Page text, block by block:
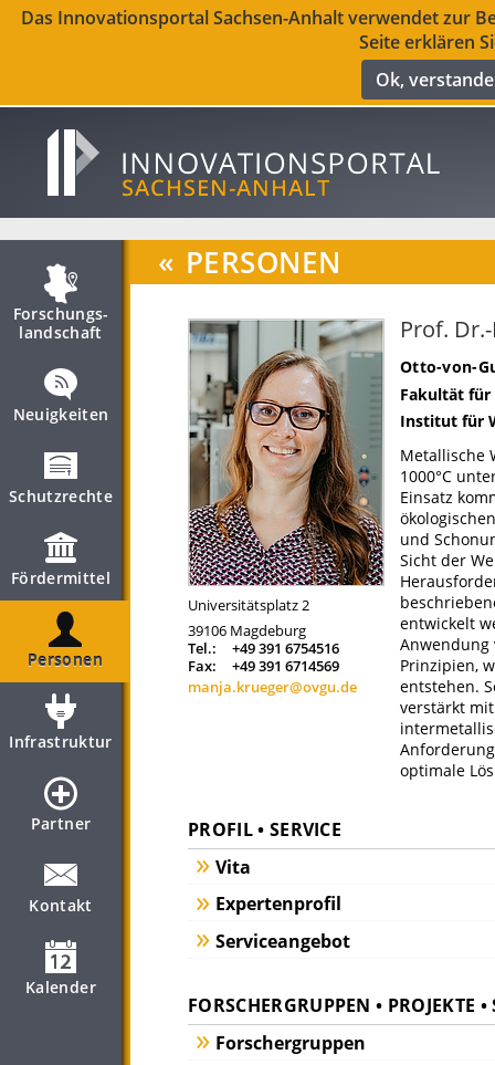
Das Innovationsportal Sachsen-Anhalt verwendet zur
Seite erklären
Ok,
Forschungs­
landschaft
Neuigkeiten
Schutzrechte
Fördermittel
Personen
Infrastruktur
Partner
Kontakt
Kalender
« PERSONEN
Universitätsplatz 2
39106 Magdeburg
Tel.:
+49 391 6754516
Fax:
+49 391 6714569
manja.krueger@ovgu.de
Prof.
Otto-von-
Fakultät für
Institut für
Metallische
1000°C
Einsatz
und
Sicht der
entwickelt
Anwendung
Prinzipien,
entstehen.
verstärkt
optimale
PROFIL • SERVICE
Vita
Expertenprofil
Serviceangebot
FORSCHERGRUPPEN • PROJEKTE
Forschergruppen